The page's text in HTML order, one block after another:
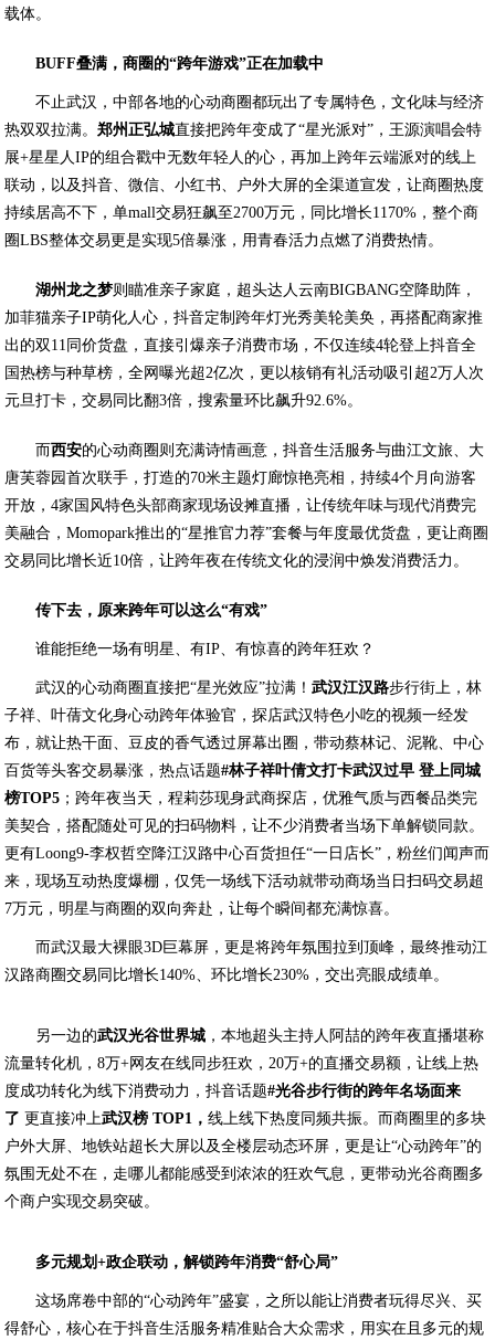
载体。
BUFF叠满，商圈的“跨年游戏”正在加载中
不止武汉，中部各地的心动商圈都玩出了专属特色，文化味与经济
热双双拉满。郑州正弘城直接把跨年变成了“星光派对”，王源演唱会特
展+星星人IP的组合戳中无数年轻人的心，再加上跨年云端派对的线上
联动，以及抖音、微信、小红书、户外大屏的全渠道宣发，让商圈热度
持续居高不下，单mall交易狂飙至2700万元，同比增长1170%，整个商
圈LBS整体交易更是实现5倍暴涨，用青春活力点燃了消费热情。
湖州龙之梦则瞄准亲子家庭，超头达人云南BIGBANG空降助阵，
加菲猫亲子IP萌化人心，抖音定制跨年灯光秀美轮美奂，再搭配商家推
出的双11同价货盘，直接引爆亲子消费市场，不仅连续4轮登上抖音全
国热榜与种草榜，全网曝光超2亿次，更以核销有礼活动吸引超2万人次
元旦打卡，交易同比翻3倍，搜索量环比飙升92.6%。
而西安的心动商圈则充满诗情画意，抖音生活服务与曲江文旅、大
唐芙蓉园首次联手，打造的70米主题灯廊惊艳亮相，持续4个月向游客
开放，4家国风特色头部商家现场设摊直播，让传统年味与现代消费完
美融合，Momopark推出的“星推官力荐”套餐与年度最优货盘，更让商圈
交易同比增长近10倍，让跨年夜在传统文化的浸润中焕发消费活力。
传下去，原来跨年可以这么“有戏”
谁能拒绝一场有明星、有IP、有惊喜的跨年狂欢？
武汉的心动商圈直接把“星光效应”拉满！武汉江汉路步行街上，林
子祥、叶蒨文化身心动跨年体验官，探店武汉特色小吃的视频一经发
布，就让热干面、豆皮的香气透过屏幕出圈，带动蔡林记、泥靴、中心
百货等头客交易暴涨，热点话题#林子祥叶倩文打卡武汉过早 登上同城
榜TOP5 ；跨年夜当天，程莉莎现身武商探店，优雅气质与西餐品类完
美契合，搭配随处可见的扫码物料，让不少消费者当场下单解锁同款。
更有Loong9-李权哲空降江汉路中心百货担任“一日店长”，粉丝们闻声而
来，现场互动热度爆棚，仅凭一场线下活动就带动商场当日扫码交易超
7万元，明星与商圈的双向奔赴，让每个瞬间都充满惊喜。
而武汉最大裸眼3D巨幕屏，更是将跨年氛围拉到顶峰，最终推动江
汉路商圈交易同比增长140%、环比增长230%，交出亮眼成绩单。
另一边的武汉光谷世界城 ，本地超头主持人阿喆的跨年夜直播堪称
流量转化机，8万+网友在线同步狂欢，20万+的直播交易额，让线上热
度成功转化为线下消费动力，抖音话题#光谷步行街的跨年名场面来
了 更直接冲上武汉榜TOP1 ，线上线下热度同频共振。而商圈里的多块
户外大屏、地铁站超长大屏以及全楼层动态环屏，更是让“心动跨年”的
氛围无处不在，走哪儿都能感受到浓浓的狂欢气息，更带动光谷商圈多
个商户实现交易突破。
多元规划+政企联动，解锁跨年消费“舒心局”
这场席卷中部的“心动跨年”盛宴，之所以能让消费者玩得尽兴、买
得舒心，核心在于抖音生活服务精准贴合大众需求，用实在且多元的规